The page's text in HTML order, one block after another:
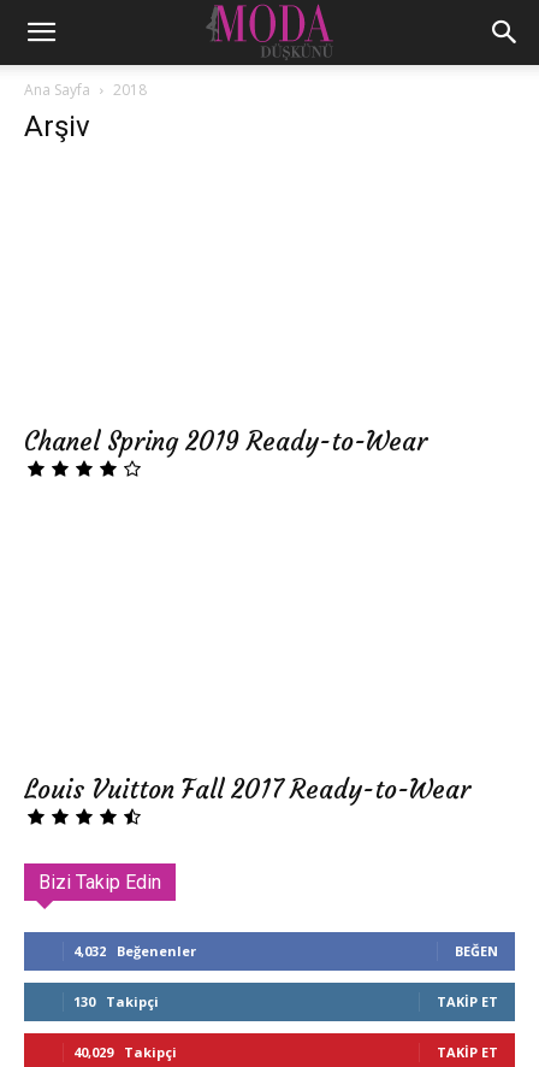
Ana Sayfa 2018
Arşiv
Chanel Spring 2019 Ready-to-Wear
Louis Vuitton Fall 2017 Ready-to-Wear
Bizi Takip Edin
4,032 Beğenenler BEĞEN
130 Takipçi TAKIP ET
40,029 Takipçi TAKIP ET